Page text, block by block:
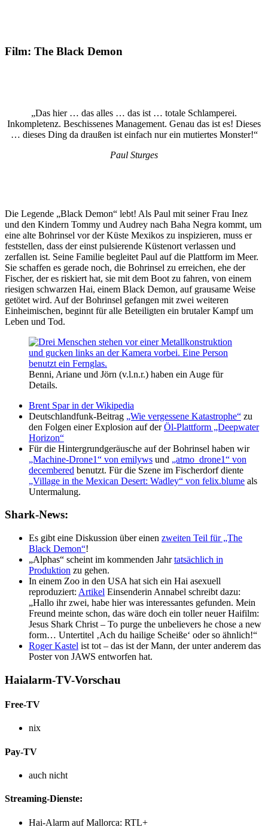
Film: The Black Demon
„Das hier … das alles … das ist … totale Schlamperei.
Inkompletenz. Beschissenes Management. Genau das ist es! Dieses
… dieses Ding da draußen ist einfach nur ein mutiertes Monster!“
Paul Sturges
Die Legende „Black Demon“ lebt! Als Paul mit seiner Frau Inez
und den Kindern Tommy und Audrey nach Baha Negra kommt, um
eine alte Bohrinsel vor der Küste Mexikos zu inspizieren, muss er
feststellen, dass der einst pulsierende Küstenort verlassen und
zerfallen ist. Seine Familie begleitet Paul auf die Plattform im Meer.
Sie schaffen es gerade noch, die Bohrinsel zu erreichen, ehe der
Fischer, der es riskiert hat, sie mit dem Boot zu fahren, von einem
riesigen schwarzen Hai, einem Black Demon, auf grausame Weise
getötet wird. Auf der Bohrinsel gefangen mit zwei weiteren
Einheimischen, beginnt für alle Beteiligten ein brutaler Kampf um
Leben und Tod.
Benni, Ariane und Jörn (v.l.n.r.) haben ein Auge für
Details.
Brent Spar in der Wikipedia
Deutschlandfunk-Beitrag „Wie vergessene Katastrophe“ zu
den Folgen einer Explosion auf derÖl-Plattform „Deepwater
Horizon“
Für die Hintergrundgeräusche auf der Bohrinsel haben wir
„Machine-Drone1“ von emilyws und „atmo_drone1“ von
decembered benutzt. Für die Szene im Fischerdorf diente
„Village in the Mexican Desert: Wadley“ von felix.blume als
Untermalung.
Shark-News:
Es gibt eine Diskussion über einen zweiten Teil für „The
Black Demon“!
„Alphas“ scheint im kommenden Jahrtatsächlich in
Produktion zu gehen.
In einem Zoo in den USA hat sich ein Hai asexuell
reproduziert: Artikel Einsenderin Annabel schreibt dazu:
„Hallo ihr zwei, habe hier was interessantes gefunden. Mein
Freund meinte schon, das wäre doch ein toller neuer Haifilm:
Jesus Shark Christ – To purge the unbelievers he chose a new
form… Untertitel ‚Ach du hailige Scheiße‘ oder so ähnlich!“
Roger Kastel ist tot – das ist der Mann, der unter anderem das
Poster von JAWS entworfen hat.
Haialarm-TV-Vorschau
Free-TV
nix
Pay-TV
auch nicht
Streaming-Dienste:
Hai-Alarm auf Mallorca: RTL+